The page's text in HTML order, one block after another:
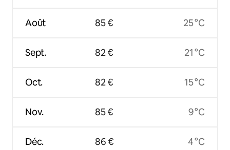
Août
Sept.
Oct.
Nov.
Déc.
85 €
82 €
82 €
85 €
86 €
25 °C
21 °C
15 °C
9 °C
4 °C